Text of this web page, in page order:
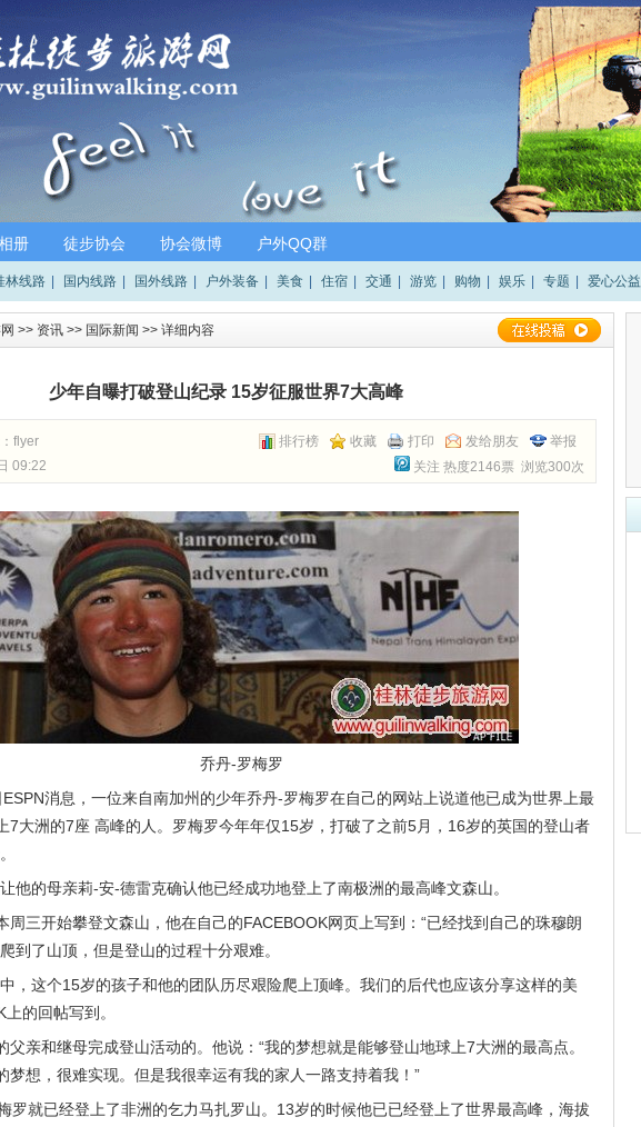
册 徒步协会 协会微博 户外QQ群
林线路 国内线路 国外线路 户外装备 美食 住宿 交通 游览 购物 娱乐 专题 爱心公益
>> 资讯 >> 国际新闻 >> 详细内容
少年自曝打破登山纪录 15岁征服世界7大高峰
排行榜 收藏 打印 发给朋友 举报
flyer
关注 热度2146票 浏览300次
09:22
乔丹-罗梅罗
消息，一位来自南加州的少年乔丹-罗梅罗在自己的网站上说道他已成为世界上最
7大洲的7座 高峰的人。罗梅罗今年年仅15岁，打破了之前5月，16岁的英国的登山者
他的母亲莉-安-德雷克确认他已经成功地登上了南极洲的最高峰文森山。
周三开始攀登文森山，他在自己的FACEBOOK网页上写到：“已经找到自己的珠穆朗
到了山顶，但是登山的过程十分艰难。
，这个15岁的孩子和他的团队历尽艰险爬上顶峰。我们的后代也应该分享这样的美
的回帖写到。
父亲和继母完成登山活动的。他说：“我的梦想就是能够登山地球上7大洲的最高点。
梦想，很难实现。但是我很幸运有我的家人一路支持着我！”
罗就已经登上了非洲的乞力马扎罗山。13岁的时候他已已经登上了世界最高峰，海拔